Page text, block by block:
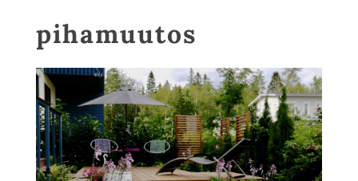
pihamuutos